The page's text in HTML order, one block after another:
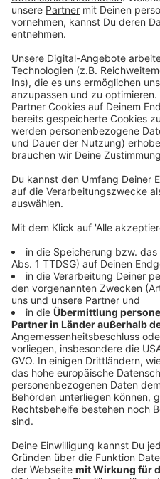
Bilder werden im
Anzeige
André Kuper zeichnete die
Er unterstrich, dass das
Rückblick auf das zu Ende
und zugleich die wichtige
Pressefotografinnen und
Demokratie würdigt.
Die Bilder bleiben bis Mitte
Website des Landtags
Rückblick auch digital
Der Wettbewerb ehrt seit
Pressefotografie mit
Das Preisgeld und die
dokumentarische und
Fotos hervorheben.
Anzeige
Die Jury
Anzeige